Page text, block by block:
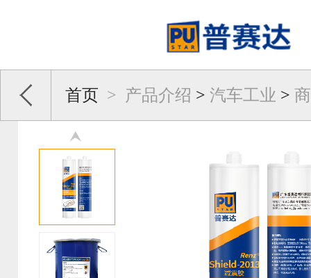
首页 > 产品介绍 > 汽车工业 >